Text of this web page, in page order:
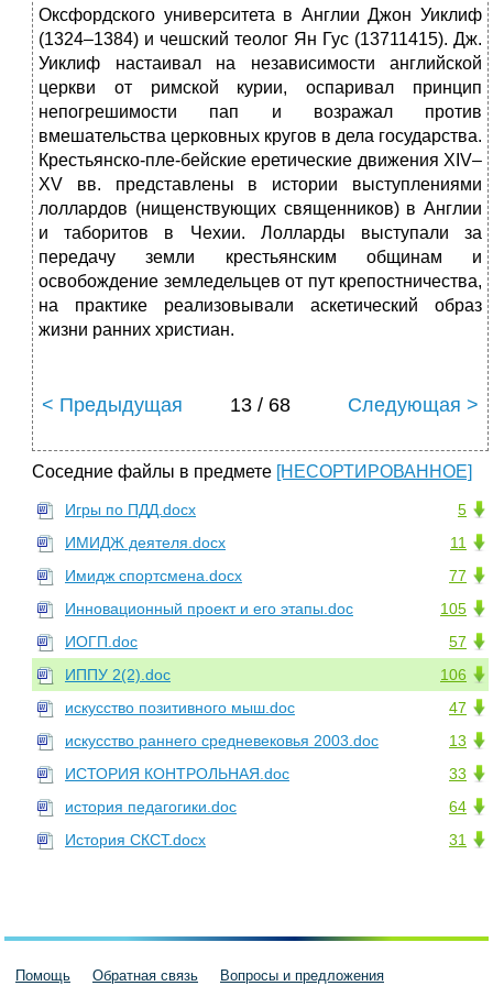
Оксфордского университета в Англии Джон Уиклиф
(1324–1384) и чешский теолог Ян Гус (13711415). Дж.
Уиклиф настаивал на независимости английской
церкви от римской курии, оспаривал принцип
непогрешимости пап и возражал против
вмешательства церковных кругов в дела государства.
Крестьянско-пле-бейские еретические движения XIV–
XV вв. представлены в истории выступлениями
лоллардов (нищенствующих священников) в Англии
и таборитов в Чехии. Лолларды выступали за
передачу земли крестьянским общинам и
освобождение земледельцев от пут крепостничества,
на практике реализовывали аскетический образ
жизни ранних христиан.
< Предыдущая 13 / 68 Следующая >
Соседние файлы в предмете [НЕСОРТИРОВАННОЕ]
5
Игры по ПДД.docx
11
ИМИДЖ деятеля.docx
77
Имидж спортсмена.docx
105
Инновационный проект и его этапы.doc
57
ИОГП.doc
106
ИППУ 2(2).doc
47
искусство позитивного мыш.doc
13
искусство раннего средневековья 2003.doc
33
ИСТОРИЯ КОНТРОЛЬНАЯ.doc
64
история педагогики.doc
31
История СКСТ.docx
Помощь Обратная связь Вопросы и предложения